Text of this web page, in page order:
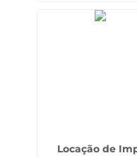
Locação de